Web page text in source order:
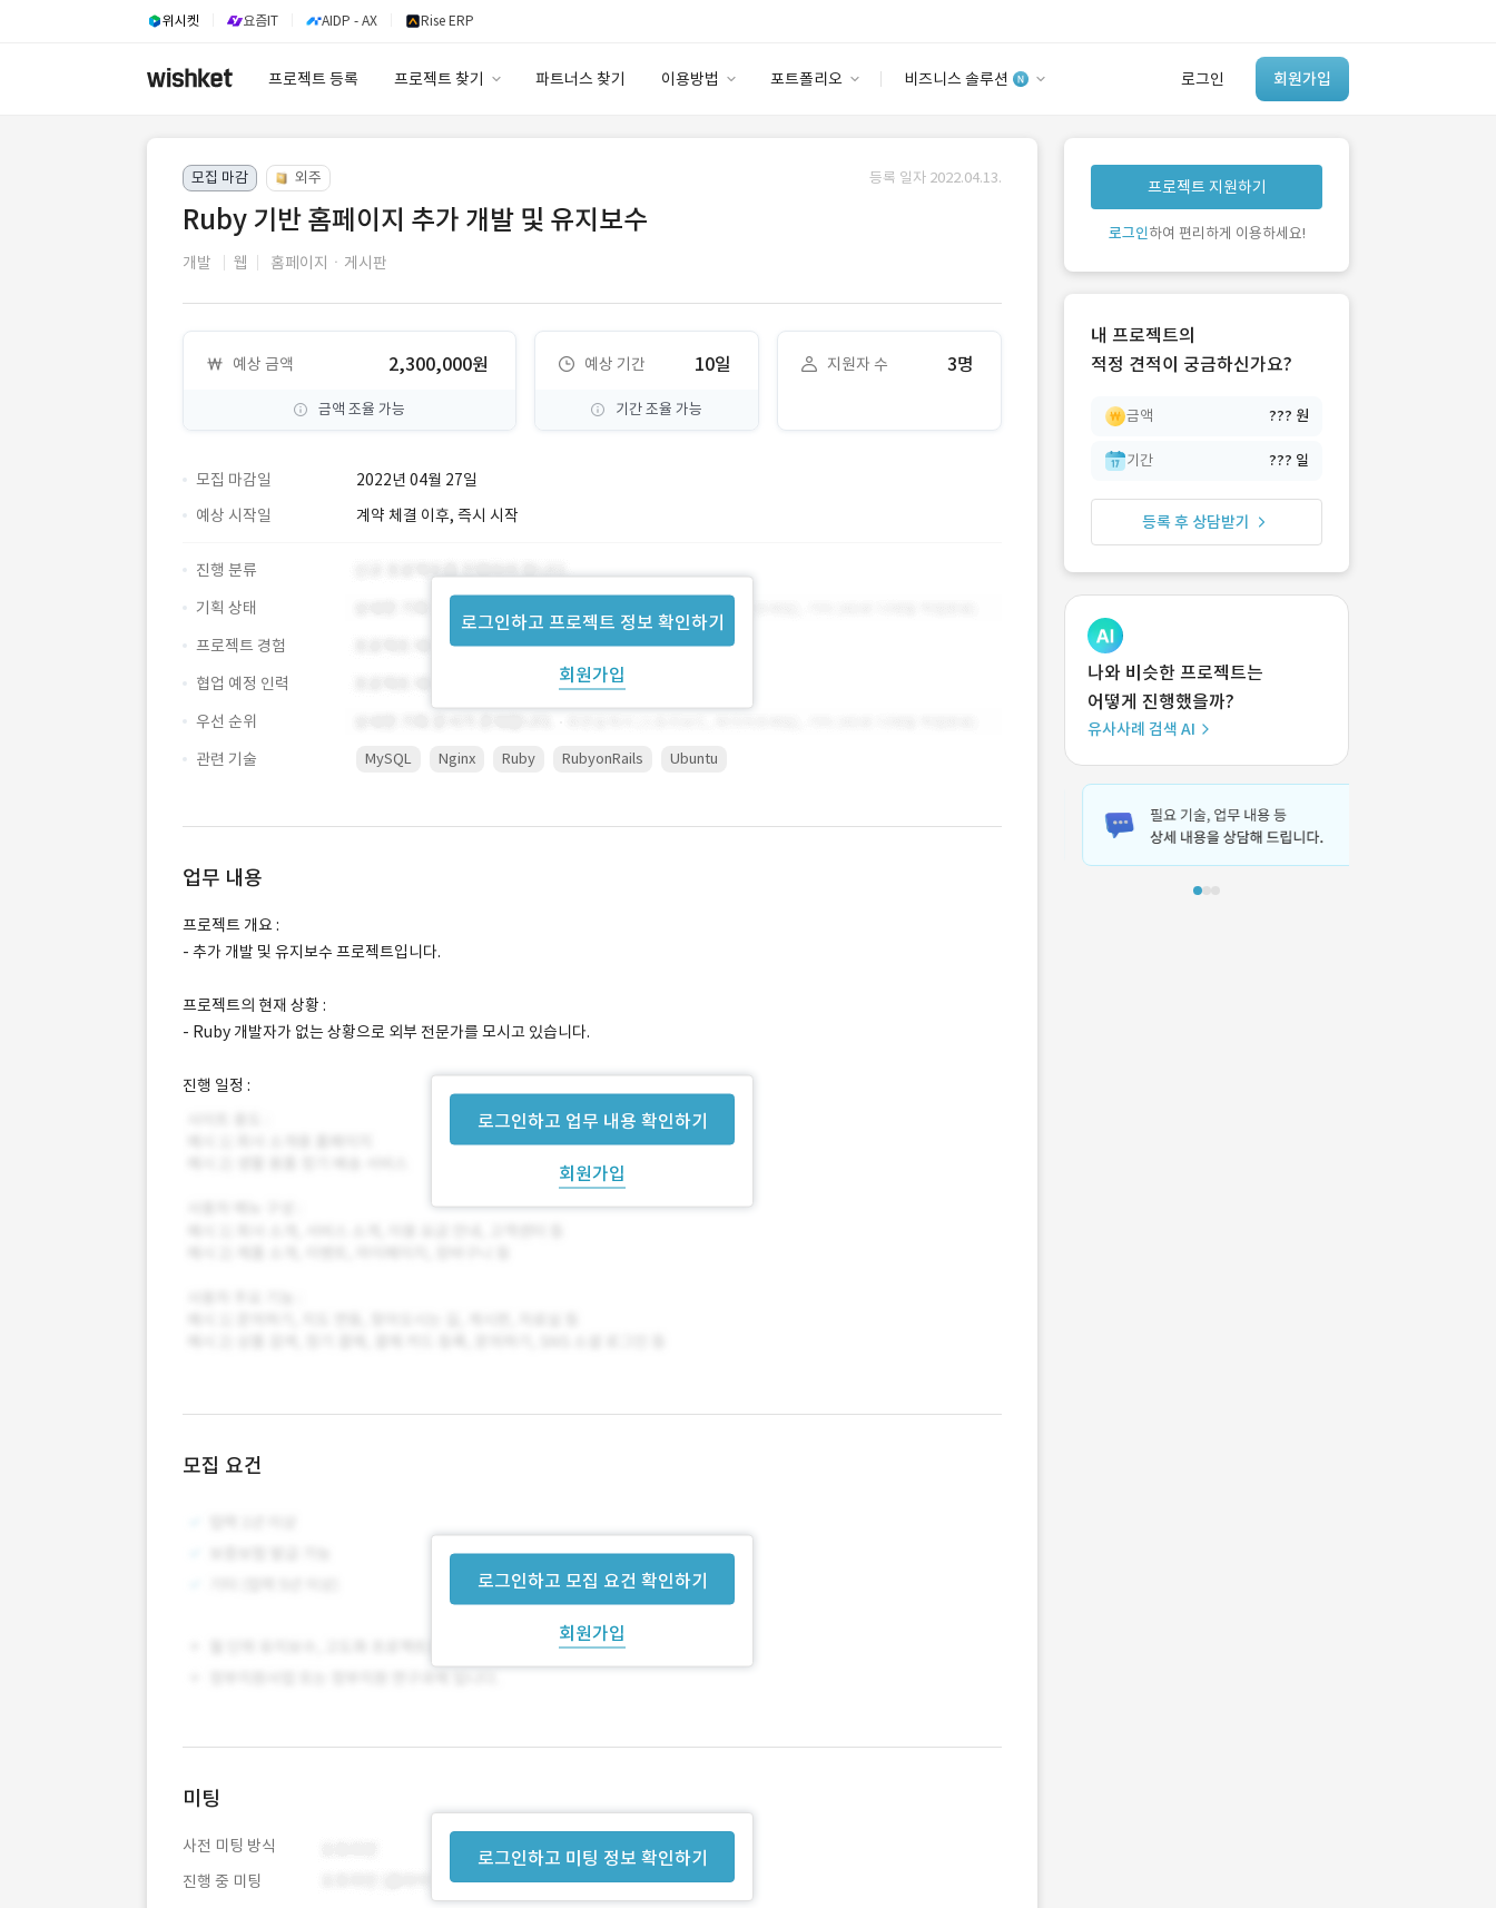
위시켓 요즘IT AIDP - AX Rise ERP
프로젝트 등록 프로젝트 찾기 파트너스 찾기 이용방법 포트폴리오 비즈니스 솔루션 로그인 회원가입
안심 코드 케어
유사사례 검색 AI
‘이런 거’ 만들어본
개발 회사 있어?
모집 마감 외주 등록 일자 2022.04.13.
Ruby 기반 홈페이지 추가 개발 및 유지보수
개발 웹 홈페이지ㆍ게시판
예상 금액 2,300,000원
금액 조율 가능
예상 기간 10일
기간 조율 가능
지원자 수 3명
모집 마감일 2022년 04월 27일
로그인하고 프로젝트 정보 확인하기
회원가입
예상 시작일 계약 체결 이후, 즉시 시작
진행 분류
기획 상태
프로젝트 경험
협업 예정 인력
우선 순위
관련 기술
MySQL Nginx Ruby RubyonRails Ubuntu
업무 내용
로그인하고 업무 내용 확인하기
회원가입
프로젝트 개요 :
- 추가 개발 및 유지보수 프로젝트입니다.
프로젝트의 현재 상황 :
- Ruby 개발자가 없는 상황으로 외부 전문가를 모시고 있습니다.
진행 일정 :
모집 요건
로그인하고 모집 요건 확인하기
회원가입
로그인하고 미팅 정보 확인하기
미팅
사전 미팅 방식
진행 중 미팅
프로젝트 지원하기
로그인하여 편리하게 이용하세요!
내 프로젝트의
적정 견적이 궁금하신가요?
금액 ??? 원
기간 ??? 일
등록 후 상담받기
나와 비슷한 프로젝트는
어떻게 진행했을까?
유사사례 검색 AI